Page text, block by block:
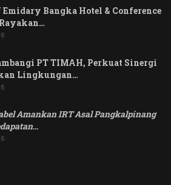
Emidary Bangka Hotel & Conference
PT TIMAH, Perkuat Sinergi
Lingkungan…
Amankan IRT Asal Pangkalpinang
…